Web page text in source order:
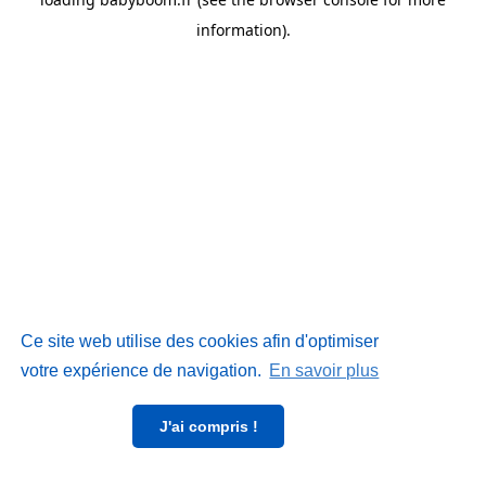
Ce site web utilise des cookies afin d'optimiser
votre expérience de navigation. En savoir plus
J'ai compris !
information).